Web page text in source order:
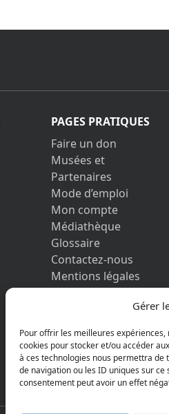
Gérer
Pour offrir les meilleures
cookies pour stocker et/ou accéder
à ces technologies nous permettra
de navigation ou les ID uniques sur
consentement peut avoir un effet
PAGES PRATIQUES
Faire un don
Musées et
Partenaires
Mode d’emploi
Mon compte
Médiathèque
Glossaire
Contactez-nous
Mentions légales
Vos informations
cookies